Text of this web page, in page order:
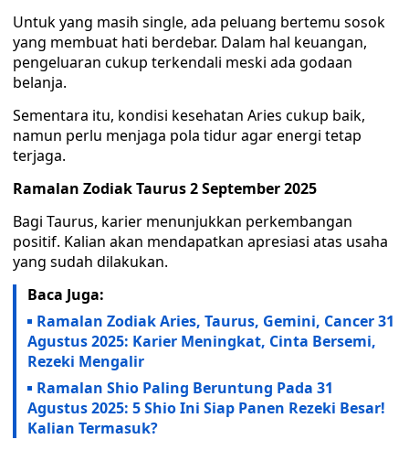
Untuk yang masih single, ada peluang bertemu sosok
yang membuat hati berdebar. Dalam hal keuangan,
pengeluaran cukup terkendali meski ada godaan
belanja.
Sementara itu, kondisi kesehatan Aries cukup baik,
namun perlu menjaga pola tidur agar energi tetap
terjaga.
Ramalan Zodiak Taurus 2 September 2025
Bagi Taurus, karier menunjukkan perkembangan
positif. Kalian akan mendapatkan apresiasi atas usaha
yang sudah dilakukan.
Baca Juga:
Ramalan Zodiak Aries, Taurus, Gemini, Cancer 31
Agustus 2025: Karier Meningkat, Cinta Bersemi,
Rezeki Mengalir
Ramalan Shio Paling Beruntung Pada 31
Agustus 2025: 5 Shio Ini Siap Panen Rezeki Besar!
Kalian Termasuk?